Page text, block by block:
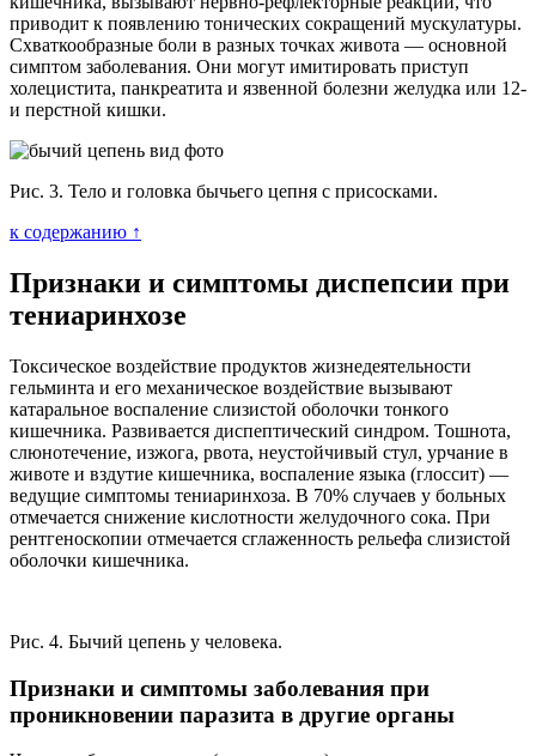
приводит к появлению тонических сокращений мускулатуры.
Схваткообразные боли в разных точках живота — основной
симптом заболевания. Они могут имитировать приступ
холецистита, панкреатита и язвенной болезни желудка или 12-
и перстной кишки.
Рис. 3. Тело и головка бычьего цепня с присосками.
к содержанию ↑
Признаки и симптомы диспепсии при
тениаринхозе
Токсическое воздействие продуктов жизнедеятельности
гельминта и его механическое воздействие вызывают
катаральное воспаление слизистой оболочки тонкого
кишечника. Развивается диспептический синдром. Тошнота,
слюнотечение, изжога, рвота, неустойчивый стул, урчание в
животе и вздутие кишечника, воспаление языка (глоссит) —
ведущие симптомы тениаринхоза. В 70% случаев у больных
отмечается снижение кислотности желудочного сока. При
рентгеноскопии отмечается сглаженность рельефа слизистой
оболочки кишечника.
Рис. 4. Бычий цепень у человека.
Признаки и симптомы заболевания при
проникновении паразита в другие органы